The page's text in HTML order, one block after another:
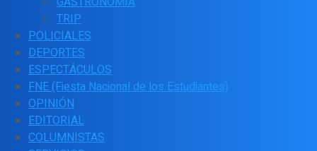
TRIP
POLICIALES
DEPORTES
ESPECTÁCULOS
FNE (Fiesta Nacional de los Estudiantes)
OPINIÓN
EDITORIAL
COLUMNISTAS